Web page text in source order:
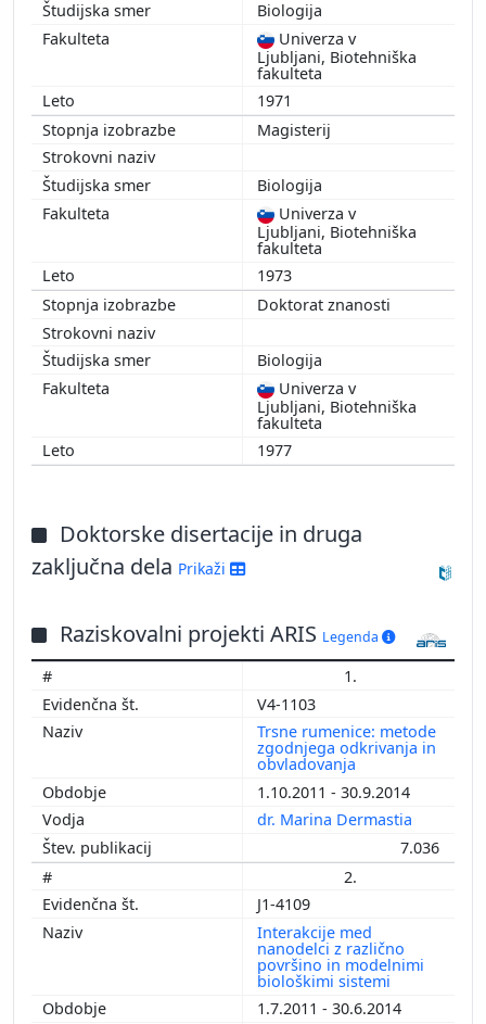
Biologija
Univerza v
Ljubljani, Biotehniška
fakulteta
1971
Magisterij
Biologija
Univerza v
Ljubljani, Biotehniška
fakulteta
1973
Doktorat znanosti
Biologija
Univerza v
Ljubljani, Biotehniška
fakulteta
1977
Doktorske disertacije in druga
zaključna dela Prikaži
Raziskovalni projekti ARIS Legenda
1.
V4-1103
Trsne rumenice: metode
zgodnjega odkrivanja in
obvladovanja
1.10.2011 - 30.9.2014
dr. Marina Dermastia
7.036
2.
J1-4109
Interakcije med
nanodelci z različno
površino in modelnimi
biološkimi sistemi
1.7.2011 - 30.6.2014